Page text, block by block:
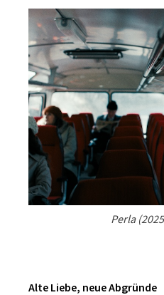
Perla
Alte Liebe, neue Abgründe